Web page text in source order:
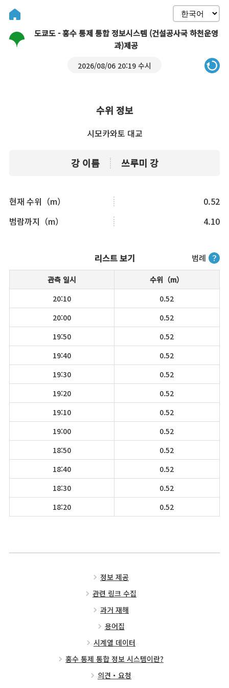
도쿄도 - 홍수 통제 통합 정보시스템 (건설공사국 하천운영
과)제공
2026/08/06 20:19 수시
수위 정보
시모카와토 대교
강 이름 쓰루미 강
현재 수위（m）
0.52
범람까지（m）
4.10
범례 ？
리스트 보기
관측 일시
수위（m）
20:10
0.52
20:00
0.52
19:50
0.52
19:40
0.52
19:30
0.52
19:20
0.52
19:10
0.52
19:00
0.52
18:50
0.52
18:40
0.52
18:30
0.52
18:20
0.52
정보 제공
관련 링크 수집
과거 재해
용어집
시계열 데이터
홍수 통제 통합 정보 시스템이란?
의견・요청